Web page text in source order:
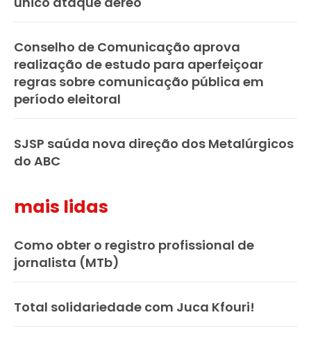
Conselho de Comunicação aprova
realização de estudo para aperfeiçoar
regras sobre comunicação pública em
período eleitoral
SJSP saúda nova direção dos Metalúrgicos
do ABC
mais lidas
Como obter o registro profissional de
jornalista (MTb)
Total solidariedade com Juca Kfouri!